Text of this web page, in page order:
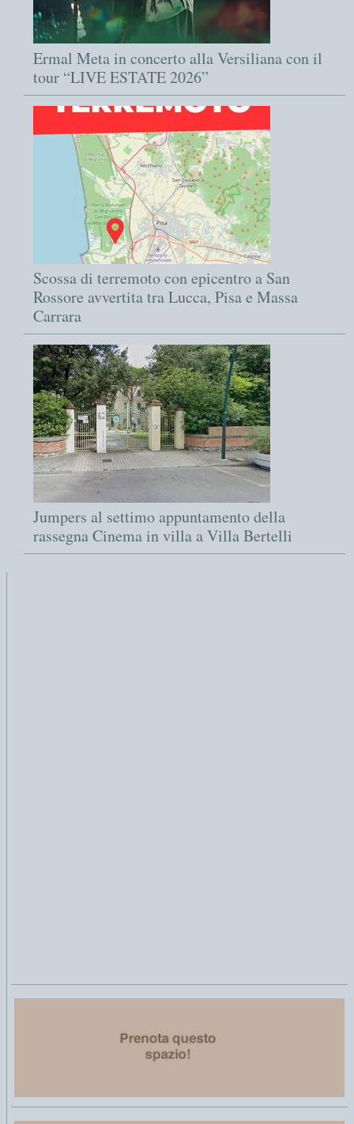
Ermal Meta in concerto alla Versiliana con il
tour “LIVE ESTATE 2026”
Scossa di terremoto con epicentro a San
Rossore avvertita tra Lucca, Pisa e Massa
Carrara
Jumpers al settimo appuntamento della
rassegna Cinema in villa a Villa Bertelli